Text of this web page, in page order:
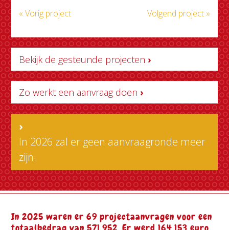
« Vorig project Volgend project »
Bekijk de gesteunde projecten ›
Zo werkt een aanvraag doen ›
›
In 2026 zal er geen aanvraagronde meer
zijn.
In 2025 waren er 69 projectaanvragen voor een